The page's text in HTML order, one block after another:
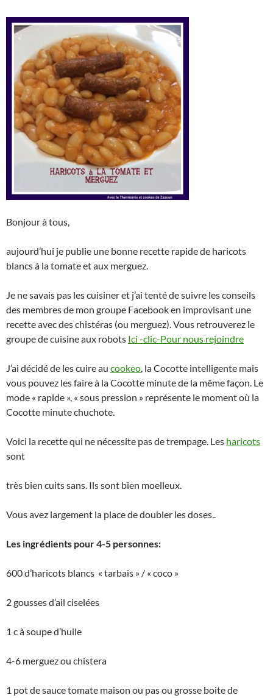
Bonjour à tous,
aujourd’hui je publie une bonne recette rapide de haricots
blancs à la tomate et aux merguez.
Je ne savais pas les cuisiner et j’ai tenté de suivre les conseils
des membres de mon groupe Facebook en improvisant une
recette avec des chistéras (ou merguez). Vous retrouverez le
groupe de cuisine aux robots Ici -clic-Pour nous rejoindre
J’ai décidé de les cuire au cookeo, la Cocotte intelligente mais
vous pouvez les faire à la Cocotte minute de la même façon. Le
mode « rapide », « sous pression » représente le moment où la
Cocotte minute chuchote.
Voici la recette qui ne nécessite pas de trempage. Les haricots
sont
très bien cuits sans. Ils sont bien moelleux.
Vous avez largement la place de doubler les doses..
Les ingrédients pour 4-5 personnes:
600 d’haricots blancs « tarbais » / « coco »
2 gousses d’ail ciselées
1 c à soupe d’huile
4-6 merguez ou chistera
1 pot de sauce tomate maison ou pas ou grosse boite de